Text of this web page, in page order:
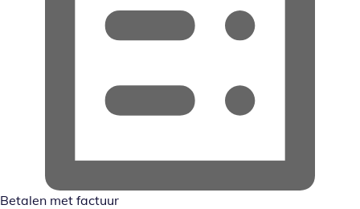
Betalen met factuur